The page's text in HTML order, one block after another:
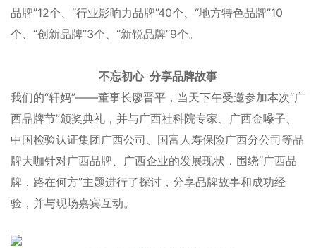
品牌”12个、“行业影响力品牌”40个、“地方特色品牌”10
个、“创新品牌”3个、“新锐品牌”9个。
不忘初心 分享品牌故事
我们的“轩妈”——董事长廖晋平，当天下午受邀参加本次“广
西品牌节”颁奖典礼，并与广西社科院专家、广西金嗓子、
中国检验认证集团广西公司、国富人寿保险广西分公司等品
牌大咖针对广西品牌、广西企业的发展现状，围绕“广西品
牌，路在何方”主题进行了探讨，分享品牌故事和成功经
验，并与现场嘉宾互动。